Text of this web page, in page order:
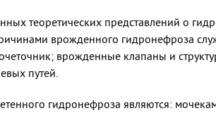
теоретических представлений о
врожденного гидронефроза
врожденные клапаны и
путей.
гидронефроза являются: